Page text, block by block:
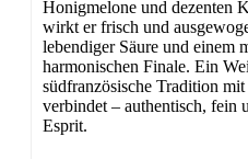
Honigmelone und dezenten
wirkt er frisch und
lebendiger Säure und einem
harmonischen Finale. Ein
südfranzösische Tradition
verbindet – authentisch, fein
Esprit.